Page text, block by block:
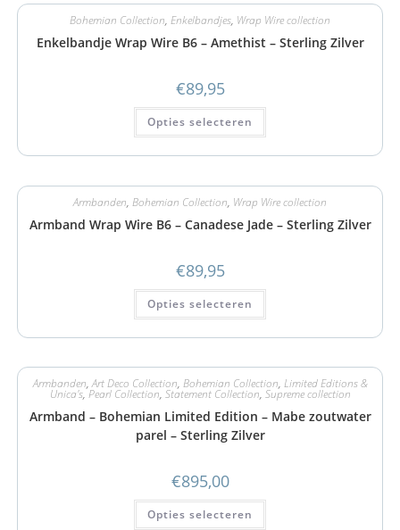
Bohemian Collection, Enkelbandjes, Wrap Wire collection
Enkelbandje Wrap Wire B6 – Amethist – Sterling Zilver
€89,95
Opties selecteren
Armbanden, Bohemian Collection, Wrap Wire collection
Armband Wrap Wire B6 – Canadese Jade – Sterling Zilver
€89,95
Opties selecteren
Armbanden,Art Deco Collection, Bohemian Collection, Limited Editions &
Unica's,Pearl Collection, Statement Collection, Supreme collection
Armband – Bohemian Limited Edition – Mabe zoutwater
parel – Sterling Zilver
€895,00
Opties selecteren